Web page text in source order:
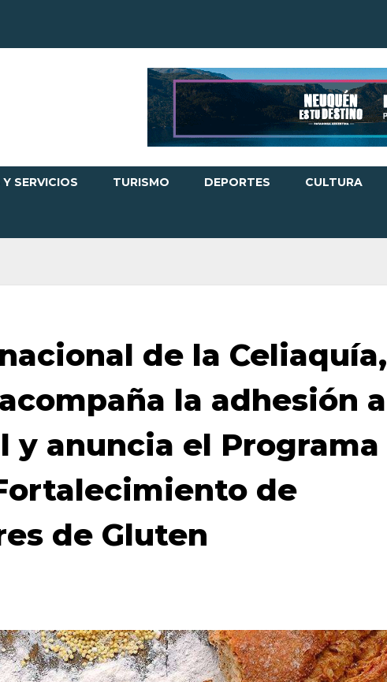
SERVICIOS TURISMO DEPORTES CULTURA
de la Celiaquía,
la adhesión a
y anuncia el Programa
de
de Gluten